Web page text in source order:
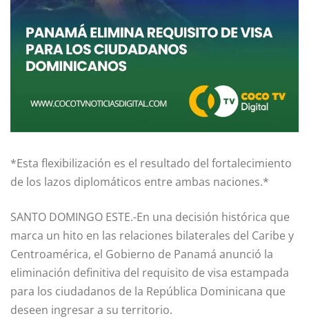
*Esta flexibilización es el resultado del fortalecimiento
de los lazos diplomáticos entre ambas naciones.*
SANTO DOMINGO ESTE.-En una decisión histórica que
marca un hito en las relaciones bilaterales del Caribe y
Centroamérica, el Gobierno de Panamá anunció la
eliminación definitiva del requisito de visa estampada
para los ciudadanos de la República Dominicana que
deseen ingresar a su territorio.